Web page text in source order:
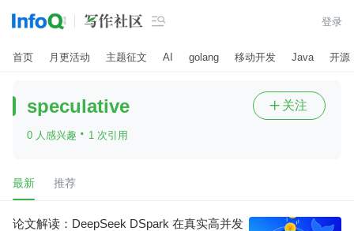
 登录
首页 月更活动 主题征文 AI golang 移动开发 Java 开源
speculative
0 人感兴趣 · 1 次引用
 关注
最新 推荐
论文解读：DeepSeek DSpark 在真实高并发